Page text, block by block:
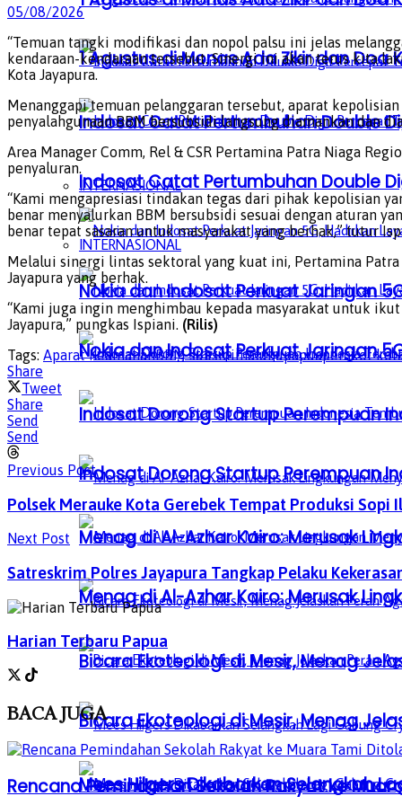
Indosat Catat Pertumbuhan Double
INTERNASIONAL
Nokia dan Indosat Perkuat Jaringan
Indosat Dorong Startup Perempuan
Menag di Al-Azhar Kairo: Merusak
Bicara Ekoteologi di Mesir, Menag
Mees Hilgers Dikabarkan Selangkah
1 Agustus di Monas Ada Zikir dan
Indosat Catat Pertumbuhan Double
INTERNASIONAL
Nokia dan Indosat Perkuat Jaringan
Indosat Dorong Startup Perempuan
Menag di Al-Azhar Kairo: Merusak
Bicara Ekoteologi di Mesir, Menag
05/08/2026
“Temuan tangki modifikasi dan nopol palsu ini jelas
kendaraan-kendaraan tersebut. Sinergi ini akan terus kita
Kota Jayapura.
Menanggapi temuan pelanggaran tersebut, aparat
penyalahgunaan BBM bersubsidi langsung diamankan dan
Area Manager Comm, Rel & CSR Pertamina Patra Niaga
penyaluran.
“Kami mengapresiasi tindakan tegas dari pihak kepolisian
benar menyalurkan BBM bersubsidi sesuai dengan aturan
benar tepat sasaran untuk masyarakat yang berhak,” tutur
Melalui sinergi lintas sektoral yang kuat ini, Pertamina
Jayapura yang berhak.
“Kami juga ingin menghimbau kepada masyarakat untuk
Jayapura,” pungkas Ispiani. (Rilis)
Tags: Aparat KeamananBBM subsidimalukupapuapemkot
Share
Tweet
Share
Send
Send
Previous Post
Polsek Merauke Kota Gerebek Tempat Produksi Sopi
Next Post
Satreskrim Polres Jayapura Tangkap Pelaku
Harian Terbaru Papua
BACAJUGA
Rencana Pemindahan Sekolah Rakyat ke